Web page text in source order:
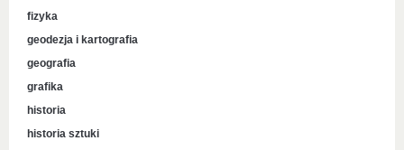
fizyka
geodezja i kartografia
geografia
grafika
historia
historia sztuki